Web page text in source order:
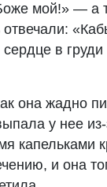
мой!» — а
отвечали:
в
она жадно
у нее
капельками
и она